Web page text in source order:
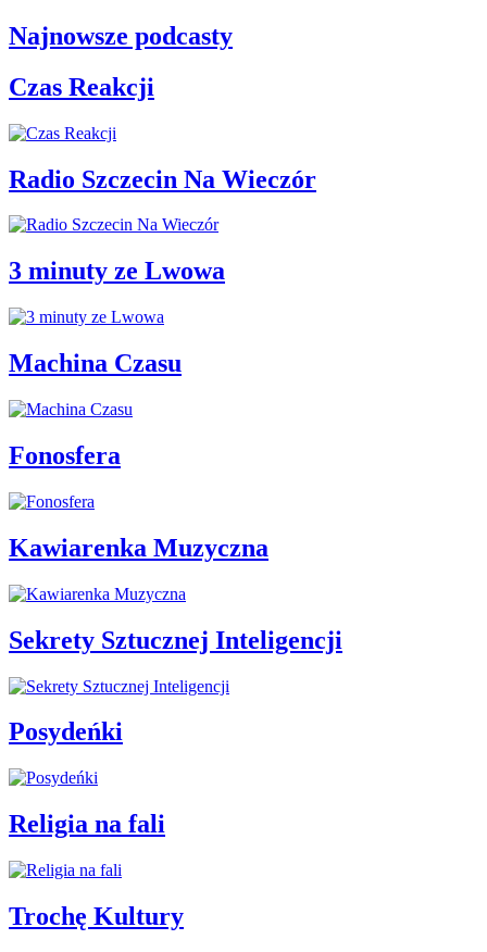
Najnowsze podcasty
Czas Reakcji
Radio Szczecin Na Wieczór
3 minuty ze Lwowa
Machina Czasu
Fonosfera
Kawiarenka Muzyczna
Sekrety Sztucznej Inteligencji
Posydeńki
Religia na fali
Trochę Kultury